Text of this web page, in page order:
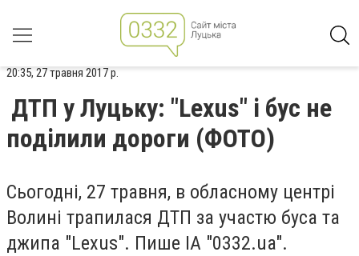
20:35, 27 травня 2017 р.
ДТП у Луцьку: "Lexus" і бус не
поділили дороги (ФОТО)
Сьогодні, 27 травня, в обласному центрі
Волині трапилася ДТП за участю буса та
джипа "Lexus". Пише ІА "0332.ua".